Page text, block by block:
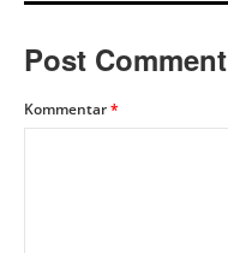
Post Comment
Kommentar*